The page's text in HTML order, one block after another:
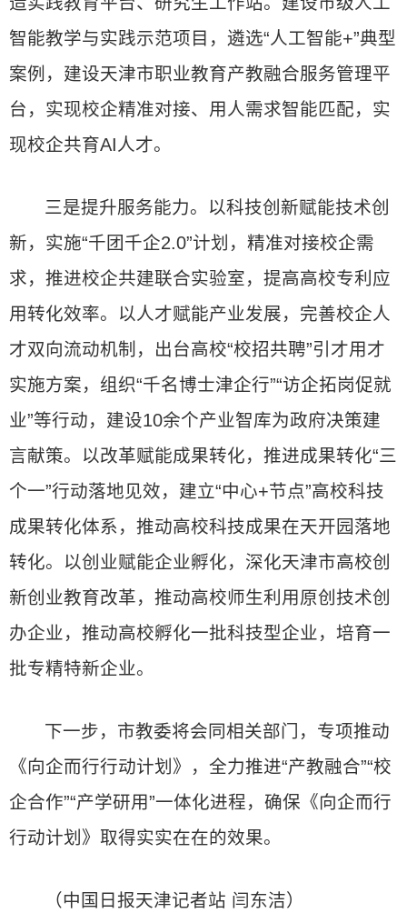
智能教学与实践示范项目，遴选“人工智能+”典型
案例，建设天津市职业教育产教融合服务管理平
台，实现校企精准对接、用人需求智能匹配，实
现校企共育AI人才。
三是提升服务能力。以科技创新赋能技术创
新，实施“千团千企2.0”计划，精准对接校企需
求，推进校企共建联合实验室，提高高校专利应
用转化效率。以人才赋能产业发展，完善校企人
才双向流动机制，出台高校“校招共聘”引才用才
实施方案，组织“千名博士津企行”“访企拓岗促就
业”等行动，建设10余个产业智库为政府决策建
言献策。以改革赋能成果转化，推进成果转化“三
个一”行动落地见效，建立“中心+节点”高校科技
成果转化体系，推动高校科技成果在天开园落地
转化。以创业赋能企业孵化，深化天津市高校创
新创业教育改革，推动高校师生利用原创技术创
办企业，推动高校孵化一批科技型企业，培育一
批专精特新企业。
下一步，市教委将会同相关部门，专项推动
《向企而行行动计划》，全力推进“产教融合”“校
企合作”“产学研用”一体化进程，确保《向企而行
行动计划》取得实实在在的效果。
（中国日报天津记者站 闫东洁）